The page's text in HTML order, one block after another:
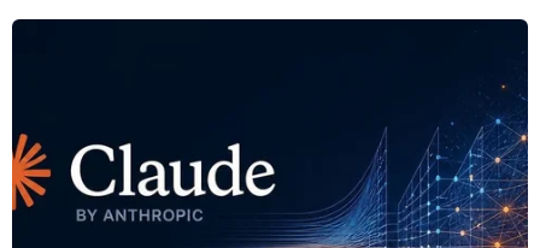
Tranh phong cảnh của danh họa Van Gogh
lập kỷ lục thế giới